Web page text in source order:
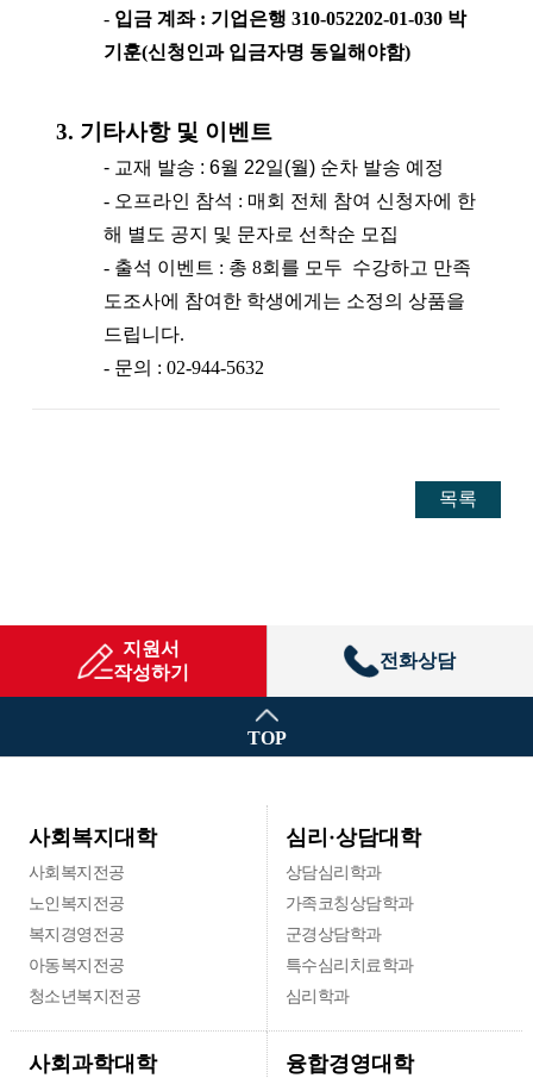
- 입금 계좌 : 기업은행 310-052202-01-030 박
기훈(신청인과 입금자명 동일해야함)
3. 기타사항 및 이벤트
- 교재 발송 : 6월 22일(월) 순차 발송 예정
- 오프라인 참석 : 매회 전체 참여 신청자에 한
해 별도 공지 및 문자로 선착순 모집
- 출석 이벤트 : 총 8회를 모두 수강하고 만족
도조사에 참여한 학생에게는 소정의 상품을
드립니다.
- 문의 : 02-944-5632
목록
지원서
작성하기
전화상담
TOP
사회복지대학
사회복지전공
노인복지전공
복지경영전공
아동복지전공
청소년복지전공
심리·상담대학
상담심리학과
가족코칭상담학과
군경상담학과
특수심리치료학과
심리학과
사회과학대학 융합경영대학